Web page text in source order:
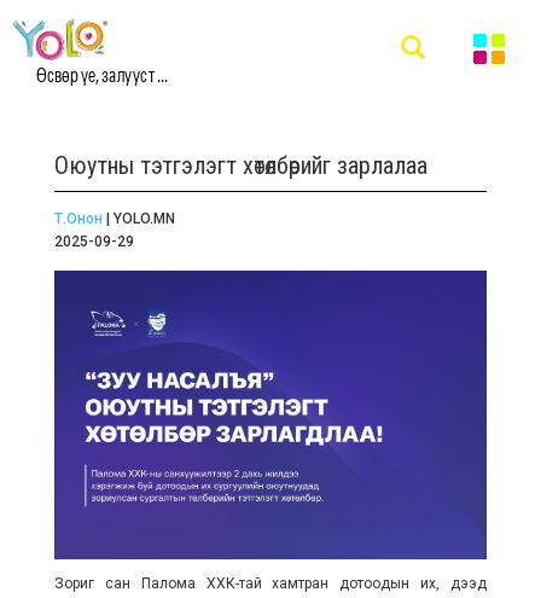
Өсвөр үе, залууст ...
Оюутны тэтгэлэгт хөтөлбөрийг зарлалаа
Т.Онон | YOLO.MN
2025-09-29
Зориг сан Палома ХХК-тай хамтран дотоодын их, дээд